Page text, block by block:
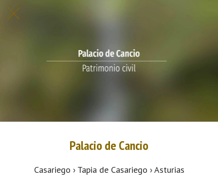
Palacio de Cancio
Casariego › Tapia de Casariego › Asturias